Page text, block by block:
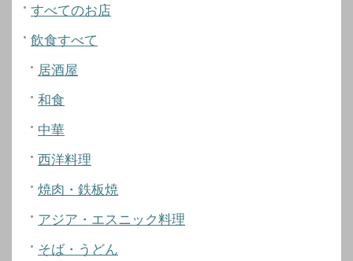
すべてのお店
飲食すべて
居酒屋
和食
中華
西洋料理
焼肉・鉄板焼
アジア・エスニック料理
そば・うどん